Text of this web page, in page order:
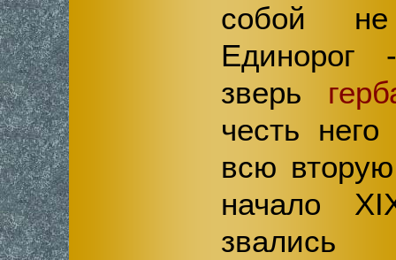
собой не
Единорог
зверь
честь
всю
начало
звались